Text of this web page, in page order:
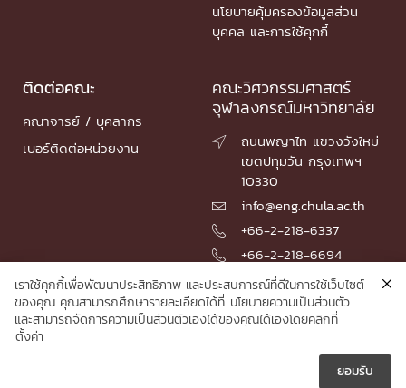

นโยบายคุ้มครองข้อมูลส่วน
บุคคล และการใช้คุกกี้
ติดต่อคณะ
คณาจารย์ / บุคลากร
เบอร์ติดต่อหน่วยงาน
คณะวิศวกรรมศาสตร์
จุฬาลงกรณ์มหาวิทยาลัย

ถนนพญาไท แขวงวังใหม่
เขตปทุมวัน กรุงเทพฯ
10330
 info@eng.chula.ac.th
 +66-2-218-6337
 +66-2-218-6694
© 2026 Faculty of Engineering, Chulalongkorn University
เราใช้คุกกี้เพื่อพัฒนาประสิทธิภาพ และประสบการณ์ที่ดีในการใช้เว็บไซต์
ของคุณ คุณสามารถศึกษารายละเอียดได้ที่ นโยบายความเป็นส่วนตัว
และสามารถจัดการความเป็นส่วนตัวเองได้ของคุณได้เองโดยคลิกที่
ตั้งค่า
ยอมรับ